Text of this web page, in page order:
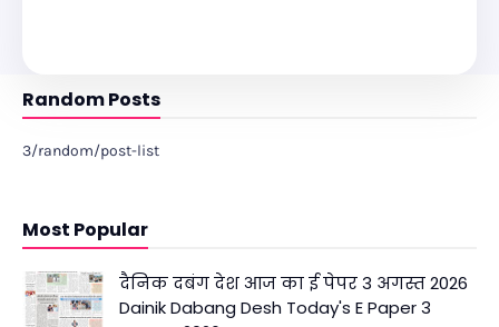
Random Posts
3/random/post-list
Most Popular
दैनिक दबंग देश आज का ई पेपर 3 अगस्त 2026
Dainik Dabang Desh Today's E Paper 3